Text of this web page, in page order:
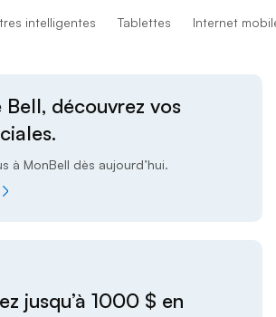
intelligentes Tablettes Internet
Bell, découvrez vos
à MonBell dès aujourd’hui.
jusqu’à 1000 $ en